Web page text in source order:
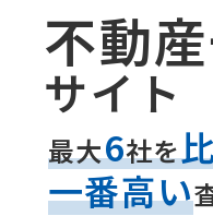
不動
サイト
最大6社を
一番高い